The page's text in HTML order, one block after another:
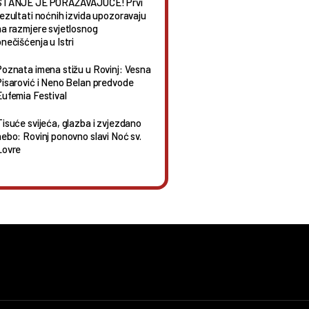
noćnih izvida upozoravaju
razmjere svjetlosnog
u Istri
imena stižu u Rovinj: Vesna
i Neno Belan predvode
Festival
svijeća, glazba i zvjezdano
Rovinj ponovno slavi Noć sv.